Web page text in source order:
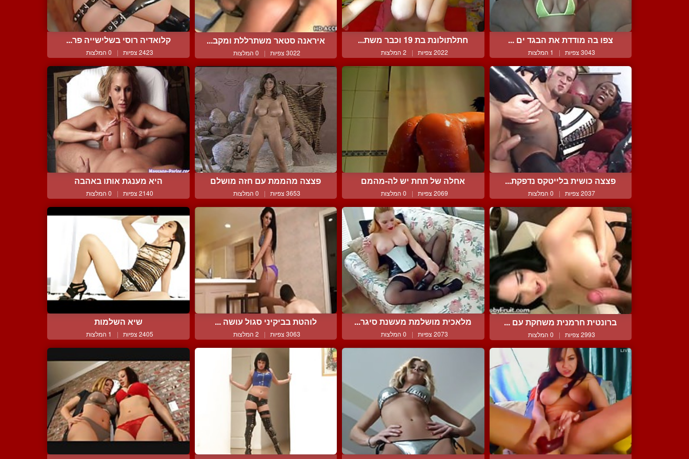
צפו בה מודדת את הבגד ים ...
3043 צפיות | 1 המלצות
חתלתולונת בת 19 וכבר משת...
2022 צפיות | 2 המלצות
איראנה סטאר משתרללת ומקב...
3022 צפיות | 0 המלצות
קלואדיה רוסי בשלישייה פר...
2423 צפיות | 0 המלצות
פצצה כושית בלייטקס נדפקת...
2037 צפיות | 0 המלצות
אחלה של תחת יש לה-מהמם
2069 צפיות | 0 המלצות
פצצה מהממת עם חזה מושלם
3653 צפיות | 0 המלצות
היא מענגת אותו באהבה
2140 צפיות | 0 המלצות
ברונטית חרמנית משחקת עם ...
2993 צפיות | 0 המלצות
מלאכית מושלמת מעשנת סיגר...
2073 צפיות | 0 המלצות
לוהטת בביקיני סגול עושה ...
3063 צפיות | 2 המלצות
שיא השלמות
2405 צפיות | 1 המלצות